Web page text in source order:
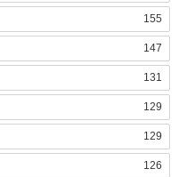
155
147
131
129
129
126